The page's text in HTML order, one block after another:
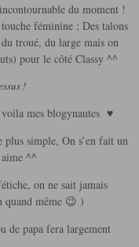
du moment !
féminine ; Des talons
troué, du large mais on
pour le côté Classy ^^
!
mes blogynautes ♥
plus simple, On s’en fait un
^^
on ne sait jamais
quand même 😉 )
de papa fera largement